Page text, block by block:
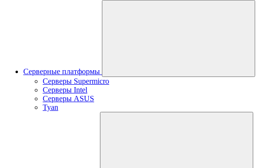
Серверные платформы
Серверы Supermicro
Серверы Intel
Серверы ASUS
Tyan